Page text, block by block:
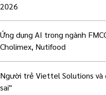
2026
Ứng dụng AI trong ngành
Cholimex, Nutifood
Người trẻ Viettel Solutions và
sai"